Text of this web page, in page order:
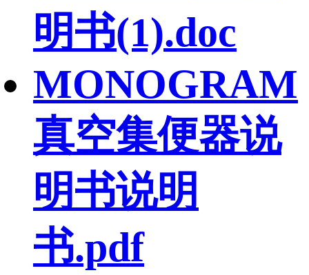
明书(1).doc
MONOGRAM
真空集便器说
明书说明
书.pdf